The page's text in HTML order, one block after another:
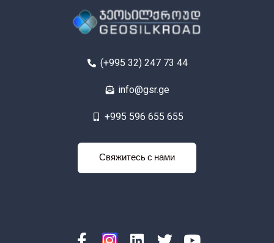
(+995 32) 247 73 44
info@gsr.ge
+995 596 655 655
Свяжитесь с нами